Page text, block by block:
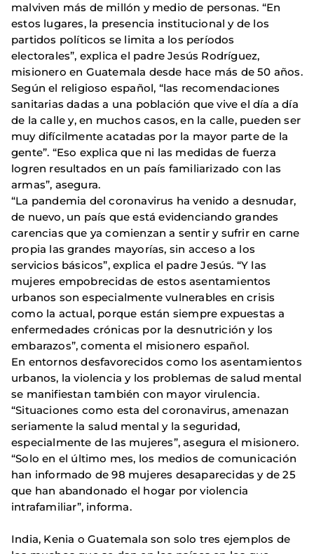
malviven más de millón y medio de personas. “En
estos lugares, la presencia institucional y de los
partidos políticos se limita a los períodos
electorales”, explica el padre Jesús Rodríguez,
misionero en Guatemala desde hace más de 50 años.
Según el religioso español, “las recomendaciones
sanitarias dadas a una población que vive el día a día
de la calle y, en muchos casos, en la calle, pueden ser
muy difícilmente acatadas por la mayor parte de la
gente”. “Eso explica que ni las medidas de fuerza
logren resultados en un país familiarizado con las
armas”, asegura.
“La pandemia del coronavirus ha venido a desnudar,
de nuevo, un país que está evidenciando grandes
carencias que ya comienzan a sentir y sufrir en carne
propia las grandes mayorías, sin acceso a los
servicios básicos”, explica el padre Jesús. “Y las
mujeres empobrecidas de estos asentamientos
urbanos son especialmente vulnerables en crisis
como la actual, porque están siempre expuestas a
enfermedades crónicas por la desnutrición y los
embarazos”, comenta el misionero español.
En entornos desfavorecidos como los asentamientos
urbanos, la violencia y los problemas de salud mental
se manifiestan también con mayor virulencia.
“Situaciones como esta del coronavirus, amenazan
seriamente la salud mental y la seguridad,
especialmente de las mujeres”, asegura el misionero.
“Solo en el último mes, los medios de comunicación
han informado de 98 mujeres desaparecidas y de 25
que han abandonado el hogar por violencia
intrafamiliar”, informa.
India, Kenia o Guatemala son solo tres ejemplos de